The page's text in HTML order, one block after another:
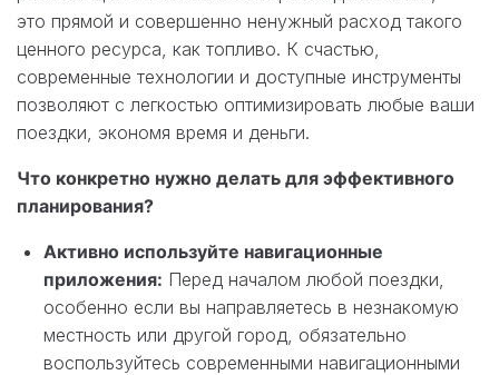
это прямой и совершенно ненужный расход такого
ценного ресурса, как топливо. К счастью,
современные технологии и доступные инструменты
позволяют с легкостью оптимизировать любые ваши
поездки, экономя время и деньги.
Что конкретно нужно делать для эффективного
планирования?
Активно используйте навигационные
приложения: Перед началом любой поездки,
особенно если вы направляетесь в незнакомую
местность или другой город, обязательно
воспользуйтесь современными навигационными